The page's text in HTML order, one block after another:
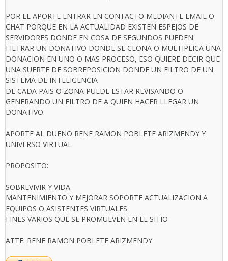
POR EL APORTE ENTRAR EN CONTACTO MEDIANTE EMAIL O
CHAT PORQUE EN LA ACTUALIDAD EXISTEN ESPEJOS DE
SERVIDORES DONDE EN COSA DE SEGUNDOS PUEDEN
FILTRAR UN DONATIVO DONDE SE CLONA O MULTIPLICA UNA
DONACION EN UNO O MAS PROCESO, ESO QUIERE DECIR QUE
UNA SUERTE DE SOBREPOSICION DONDE UN FILTRO DE UN
SISTEMA DE INTELIGENCIA
DE CADA PAIS O ZONA PUEDE ESTAR REVISANDO O
GENERANDO UN FILTRO DE A QUIEN HACER LLEGAR UN
DONATIVO.
APORTE AL DUEÑO RENE RAMON POBLETE ARIZMENDY Y
UNIVERSO VIRTUAL
PROPOSITO:
SOBREVIVIR Y VIDA
MANTENIMIENTO Y MEJORAR SOPORTE ACTUALIZACION A
EQUIPOS O ASISTENTES VIRTUALES
FINES VARIOS QUE SE PROMUEVEN EN EL SITIO
ATTE: RENE RAMON POBLETE ARIZMENDY